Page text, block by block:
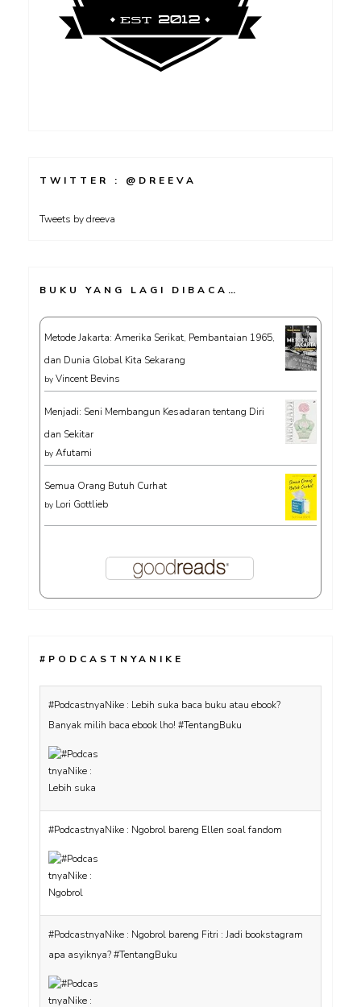
TWITTER : @DREEVA
Tweets by dreeva
BUKU YANG LAGI DIBACA…
Metode Jakarta: Amerika Serikat, Pembantaian 1965,
dan Dunia Global Kita Sekarang
by Vincent Bevins
Menjadi: Seni Membangun Kesadaran tentang Diri
dan Sekitar
by Afutami
Semua Orang Butuh Curhat
by Lori Gottlieb
#PODCASTNYANIKE
#PodcastnyaNike : Lebih suka baca buku atau ebook?
Banyak milih baca ebook lho! #TentangBuku
#PodcastnyaNike : Ngobrol bareng Ellen soal fandom
#PodcastnyaNike : Ngobrol bareng Fitri : Jadi bookstagram
apa asyiknya? #TentangBuku